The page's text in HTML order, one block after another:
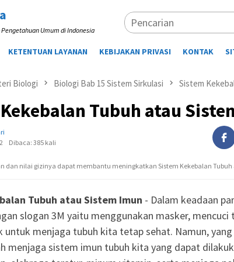
Umum di Indonesia
KETENTUAN LAYANAN KEBIJAKAN PRIVASI KONTAK
Biologi Biologi Bab 15 Sistem Sirkulasi Sistem
Tubuh atau
Dibaca: 385 kali
dan nilai gizinya dapat membantu meningkatkan Sistem Kekebalan Tubuh
Tubuh atau Sistem Imun - Dalam keadaan
slogan 3M yaitu menggunakan masker, mencuci
untuk menjaga tubuh kita tetap sehat. Namun,
menjaga sistem imun tubuh kita yang dapat